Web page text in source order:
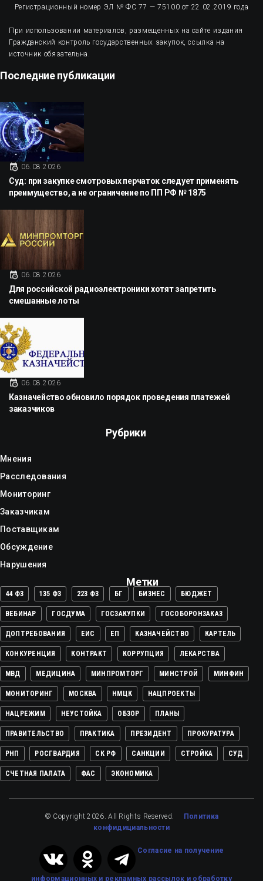
Регистрационный номер ЭЛ № ФС 77 — 75100 от 22.02.2019 года
При использовании материалов, размещенных на сайте издания
Гражданский контроль государственных закупок, ссылка на
источник обязательна.
Последние публикации
06.08.2026
Суд: при закупке смотровых перчаток следует применять
преимущество, а не ограничение по ПП РФ № 1875
06.08.2026
Для российской радиоэлектроники хотят запретить
смешанные лоты
06.08.2026
Казначейство обновило порядок проведения платежей
заказчиков
Рубрики
Мнения
Расследования
Мониторинг
Заказчикам
Поставщикам
Обсуждение
Нарушения
Метки
44 ФЗ 135 ФЗ 223 ФЗ БГ БИЗНЕС БЮДЖЕТ
ВЕБИНАР ГОСДУМА ГОСЗАКУПКИ ГОСОБОРОНЗАКАЗ
ДОПТРЕБОВАНИЯ ЕИС ЕП КАЗНАЧЕЙСТВО КАРТЕЛЬ
КОНКУРЕНЦИЯ КОНТРАКТ КОРРУПЦИЯ ЛЕКАРСТВА
МВД МЕДИЦИНА МИНПРОМТОРГ МИНСТРОЙ МИНФИН
МОНИТОРИНГ МОСКВА НМЦК НАЦПРОЕКТЫ
НАЦРЕЖИМ НЕУСТОЙКА ОБЗОР ПЛАНЫ
ПРАВИТЕЛЬСТВО ПРАКТИКА ПРЕЗИДЕНТ ПРОКУРАТУРА
РНП РОСГВАРДИЯ СК РФ САНКЦИИ СТРОЙКА СУД
СЧЕТНАЯ ПАЛАТА ФАС ЭКОНОМИКА
© Copyright 2026. All Rights Reserved.
Политика
конфидициальности
Cогласие на получение
информационных и рекламных рассылок и обработку